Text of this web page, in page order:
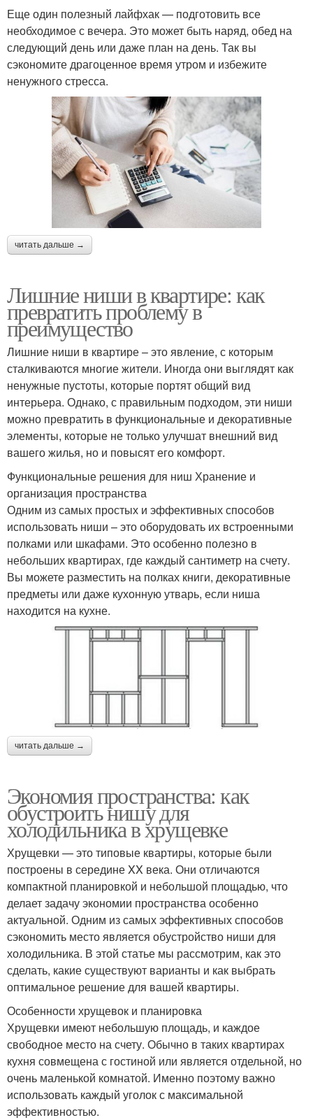
Еще один полезный лайфхак — подготовить все
необходимое с вечера. Это может быть наряд, обед на
следующий день или даже план на день. Так вы
сэкономите драгоценное время утром и избежите
ненужного стресса.
читать дальше →
Лишние ниши в квартире: как
превратить проблему в
преимущество
Лишние ниши в квартире – это явление, с которым
сталкиваются многие жители. Иногда они выглядят как
ненужные пустоты, которые портят общий вид
интерьера. Однако, с правильным подходом, эти ниши
можно превратить в функциональные и декоративные
элементы, которые не только улучшат внешний вид
вашего жилья, но и повысят его комфорт.
Функциональные решения для ниш Хранение и
организация пространства
Одним из самых простых и эффективных способов
использовать ниши – это оборудовать их встроенными
полками или шкафами. Это особенно полезно в
небольших квартирах, где каждый сантиметр на счету.
Вы можете разместить на полках книги, декоративные
предметы или даже кухонную утварь, если ниша
находится на кухне.
читать дальше →
Экономия пространства: как
обустроить нишу для
холодильника в хрущевке
Хрущевки — это типовые квартиры, которые были
построены в середине XX века. Они отличаются
компактной планировкой и небольшой площадью, что
делает задачу экономии пространства особенно
актуальной. Одним из самых эффективных способов
сэкономить место является обустройство ниши для
холодильника. В этой статье мы рассмотрим, как это
сделать, какие существуют варианты и как выбрать
оптимальное решение для вашей квартиры.
Особенности хрущевок и планировка
Хрущевки имеют небольшую площадь, и каждое
свободное место на счету. Обычно в таких квартирах
кухня совмещена с гостиной или является отдельной, но
очень маленькой комнатой. Именно поэтому важно
использовать каждый уголок с максимальной
эффективностью.